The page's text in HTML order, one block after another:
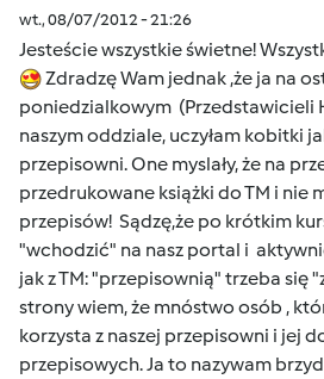
wt., 08/07/2012 - 21:26
Jesteście wszystkie świetne!
Zdradzę Wam jednak ,że ja na
poniedzialkowym (Przedstawicieli
naszym oddziale, uczyłam kobitki
przepisowni. One myslały, że na
przedrukowane książki do TM i nie
przepisów! Sądzę,że po krótkim
"wchodzić" na nasz portal i
jak z TM: "przepisownią" trzeba się
strony wiem, że mnóstwo osób ,
korzysta z naszej przepisowni i jej
przepisowych. Ja to nazywam